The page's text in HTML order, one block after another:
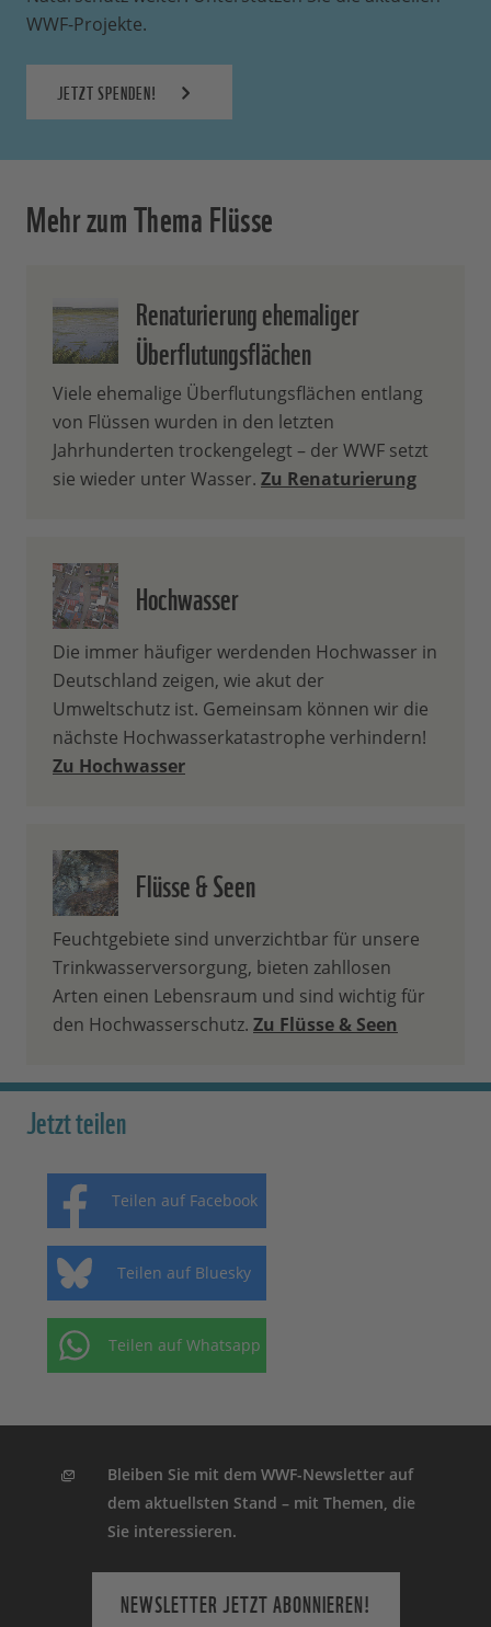
WWF-Projekte.
JETZT SPENDEN!
Mehr zum Thema Flüsse
Renaturierung ehemaliger
Überflutungsflächen
Viele ehemalige Überflutungsflächen entlang
von Flüssen wurden in den letzten
Jahrhunderten trockengelegt – der WWF setzt
sie wieder unter Wasser. Zu Renaturierung
Hochwasser
Die immer häufiger werdenden Hochwasser in
Deutschland zeigen, wie akut der
Umweltschutz ist. Gemeinsam können wir die
nächste Hochwasserkatastrophe verhindern!
Zu Hochwasser
Flüsse & Seen
Feuchtgebiete sind unverzichtbar für unsere
Trinkwasserversorgung, bieten zahllosen
Arten einen Lebensraum und sind wichtig für
den Hochwasserschutz. Zu Flüsse & Seen
Jetzt teilen
Teilen auf Facebook
Teilen auf Bluesky
Teilen auf Whatsapp
Bleiben Sie mit dem WWF-Newsletter auf
dem aktuellsten Stand – mit Themen, die
Sie interessieren.
NEWSLETTER JETZT ABONNIEREN!